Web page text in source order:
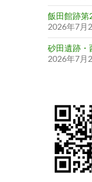
飯田館跡第
2026年7月
砂田遺跡・
2026年7月